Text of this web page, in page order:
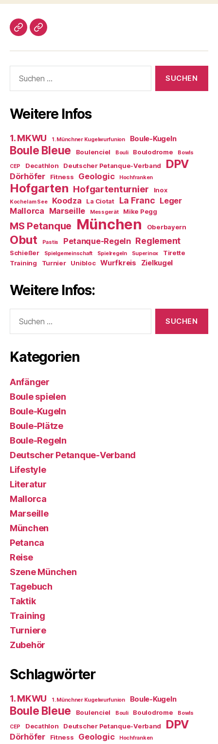
Impressum/DatSchutz
Beliebte
nach:
Weitere Infos
1. MKWU 1. Münchner Kugelwurfunion Boule-Kugeln
Boule Bleue Boulenciel Bouli Boulodrome Bowls
CEP Decathlon Deutscher Petanque-Verband DPV
Dörhöfer Fitness Geologic Hochfranken
Hofgarten Hofgartenturnier Inox
Kochel am See Koodza La Ciotat La Franc Leger
Mallorca Marseille Messgerät Mike Pegg
MS Petanque München Oberbayern
Obut Pastis Petanque-Regeln Reglement
Schießer Spielgemeinschaft Spielregeln Superinox
Tirette
Training
Turnier Unibloc Wurfkreis Zielkugel
Weitere Infos:
nach:
Kategorien
Anfänger
Boule spielen
Boule-Kugeln
Boule-Plätze
Boule-Regeln
Deutscher Petanque-Verband
Lifestyle
Literatur
Mallorca
Marseille
München
Petanca
Reise
Szene München
Tagebuch
Taktik
Training
Turniere
Zubehör
Schlagwörter
1. MKWU 1. Münchner Kugelwurfunion Boule-Kugeln
Boule Bleue Boulenciel Bouli Boulodrome Bowls
CEP Decathlon Deutscher Petanque-Verband DPV
Dörhöfer Fitness Geologic Hochfranken